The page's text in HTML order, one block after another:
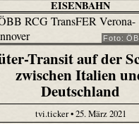
EISENBAHN
Foto:
Transit auf der
zwischen Italien
Deutschland
tvi.ticker • 25. März 2021